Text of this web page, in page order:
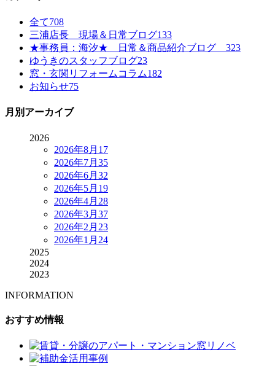
全て708
三浦店長 現場＆日常ブログ133
★事務員：海汐★ 日常＆商品紹介ブログ 323
ゆうきのスタッフブログ23
窓・玄関リフォームコラム182
お知らせ75
月別アーカイブ
2026
2026年8月 17
2026年7月 35
2026年6月 32
2026年5月 19
2026年4月 28
2026年3月 37
2026年2月 23
2026年1月 24
2025
2024
2023
INFORMATION
おすすめ情報